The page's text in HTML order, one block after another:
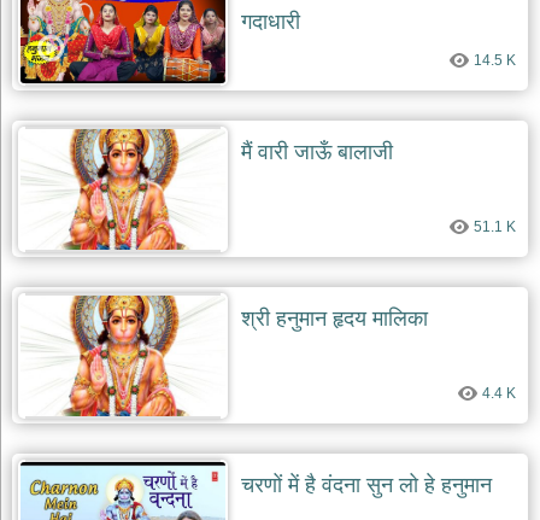
शनि
देव
भजन
dev
bhajans
आज
का
भजन
bhajan
of
day
भजन
जोड़ें
bhajans
गदाधारी
14.5 K
मैं वारी जाऊँ बालाजी
51.1 K
श्री हनुमान हृदय मालिका
4.4 K
चरणों में है वंदना सुन लो हे हनुमान